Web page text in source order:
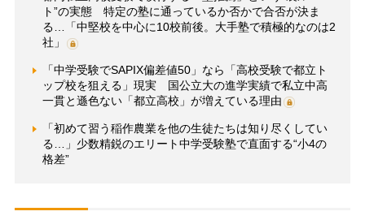
ト”の実態 特定の塾に通っているか否かで合否が決ま
る…「中堅校を中心に10校前後。大手塾で積極的なのは2
社」
「中学受験でSAPIX偏差値50」なら「高校受験で都立ト
ップ校を狙える」現実 国公立大の進学実績で私立中高
一貫と遜色ない「都立高校」が増えている理由
「初めて習う稲作農業を他の生徒たちは知り尽くしてい
る…」少数精鋭のエリート中学受験塾で直面する“小4の
格差”